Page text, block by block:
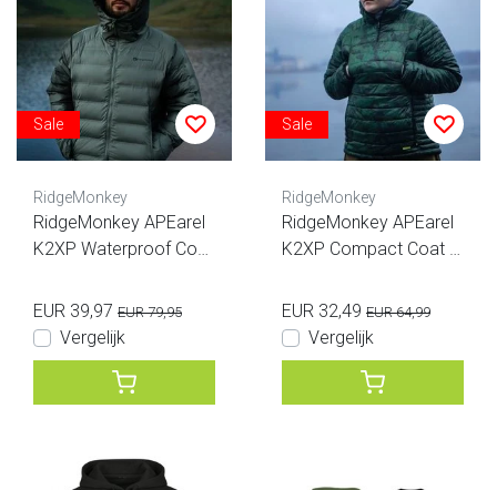
Sale
RidgeMonkey
RidgeMonkey APEarel
K2XP Waterproof Coat
EUR 39,97 EUR 79,95
Vergelijk
Sale
RidgeMonkey
RidgeMonkey APEarel
K2XP Compact Coat C
EUR 32,49 EUR 64,99
Vergelijk